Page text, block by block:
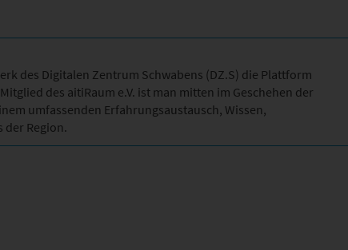
des Digitalen Zentrum Schwabens (DZ.S) die Plattform
des aitiRaum e.V. ist man mitten im Geschehen der
umfassenden Erfahrungsaustausch, Wissen,
der Region.